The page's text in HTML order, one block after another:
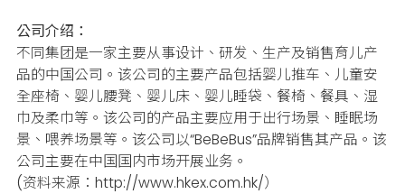
公司介绍：
不同集团是一家主要从事设计、研发、生产及销售育儿产
品的中国公司。该公司的主要产品包括婴儿推车、儿童安
全座椅、婴儿腰凳、婴儿床、婴儿睡袋、餐椅、餐具、湿
巾及柔巾等。该公司的产品主要应用于出行场景、睡眠场
景、喂养场景等。该公司以“BeBeBus”品牌销售其产品。该
公司主要在中国国内市场开展业务。
(资料来源：http://www.hkex.com.hk/）